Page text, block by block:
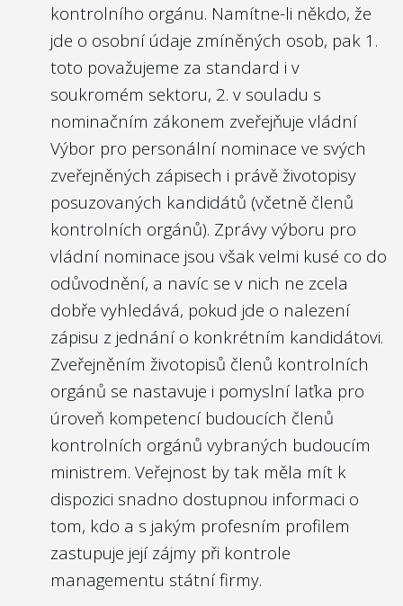
kontrolního orgánu. Namítne-li někdo, že
jde o osobní údaje zmíněných osob, pak 1.
toto považujeme za standard i v
soukromém sektoru, 2. v souladu s
nominačním zákonem zveřejňuje vládní
Výbor pro personální nominace ve svých
zveřejněných zápisech i právě životopisy
posuzovaných kandidátů (včetně členů
kontrolních orgánů). Zprávy výboru pro
vládní nominace jsou však velmi kusé co do
odůvodnění, a navíc se v nich ne zcela
dobře vyhledává, pokud jde o nalezení
zápisu z jednání o konkrétním kandidátovi.
Zveřejněním životopisů členů kontrolních
orgánů se nastavuje i pomyslní laťka pro
úroveň kompetencí budoucích členů
kontrolních orgánů vybraných budoucím
ministrem. Veřejnost by tak měla mít k
dispozici snadno dostupnou informaci o
tom, kdo a s jakým profesním profilem
zastupuje její zájmy při kontrole
managementu státní firmy.